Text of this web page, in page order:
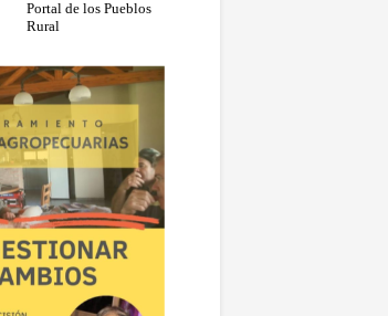
Portal de los Pueblos
Rural